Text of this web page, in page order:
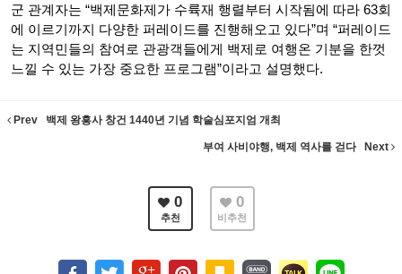
군 관계자는 “백제문화제가 수륙재 행렬부터 시작됨에 따라 63회
에 이르기까지 다양한 퍼레이드를 진행해오고 있다”며 “퍼레이드
는 지역민들의 참여로 관광객들에게 백제로 여행온 기분을 한껏
느낄 수 있는 가장 중요한 프로그램”이라고 설명했다.
Prev 백제 왕흥사 창건 1440년 기념 학술심포지엄 개최
부여 사비야행, 백제 역사를 걷다 Next
0
추천
0
비추천